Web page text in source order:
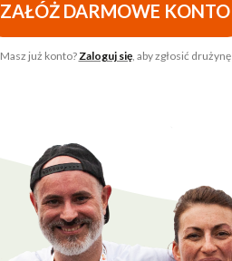
ZAŁÓŻ DARMOWE KONTO
Masz już konto?Zaloguj się, aby zgłosić drużynę